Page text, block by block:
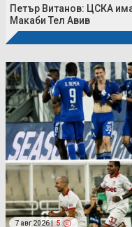
Петър Витанов: ЦСКА
Макаби Тел Авив
7 авг 2026 | 5